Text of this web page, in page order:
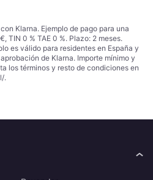
Klarna. Ejemplo de pago para una
TIN 0 % TAE 0 %. Plazo: 2 meses.
es válido para residentes en España y
de Klarna. Importe mínimo y
los términos y resto de condiciones en
.